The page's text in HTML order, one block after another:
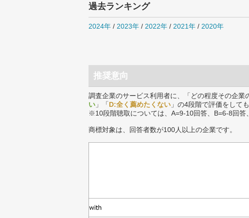
過去ランキング
2024年 / 2023年 / 2022年 / 2021年 / 2020年
推奨意向
調査企業のサービス利用者に、「どの程度その企業
い 」「D:全く薦めたくない 」の4段階で評価をして
※10段階聴取については、A=9-10回答、B=6-8回答
商標対象は、回答者数が100人以上の企業です。